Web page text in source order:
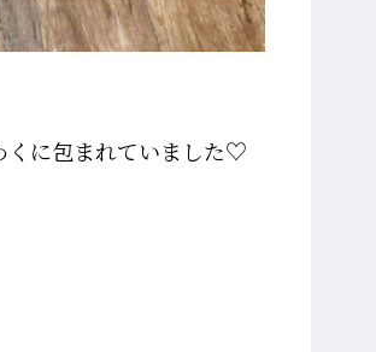
くに包まれていました♡